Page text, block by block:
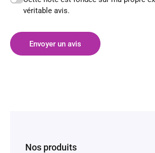
véritable avis.
Envoyer un avis
Nos produits